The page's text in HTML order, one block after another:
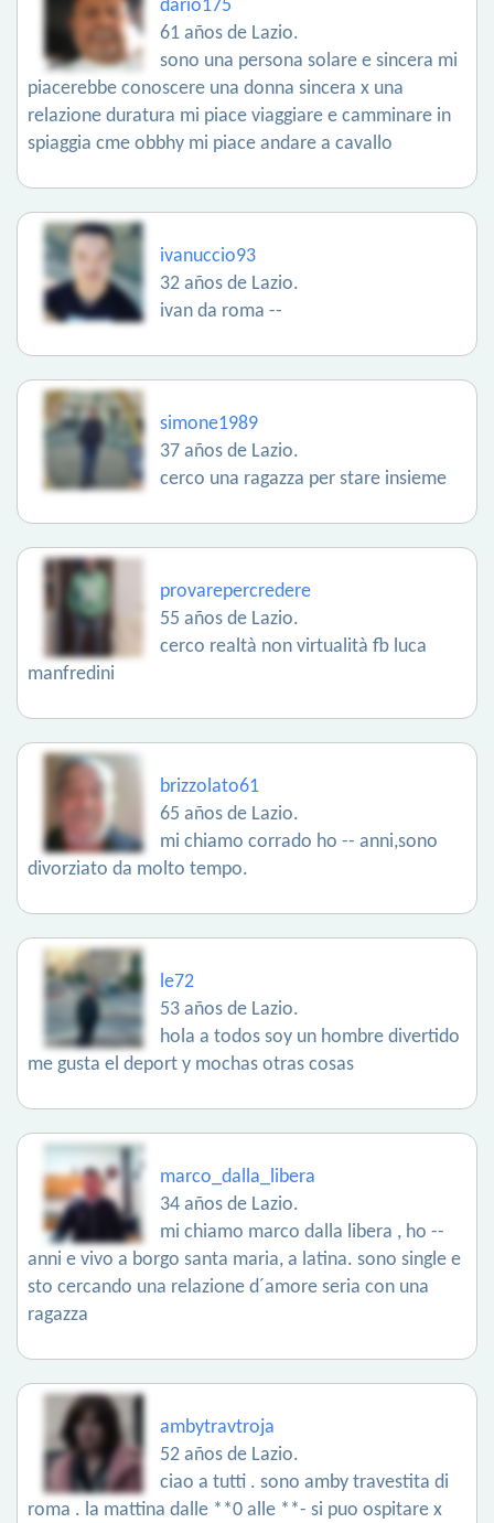
dario175
61 años de Lazio.
sono una persona solare e sincera mi
piacerebbe conoscere una donna sincera x una
relazione duratura mi piace viaggiare e camminare in
spiaggia cme obbhy mi piace andare a cavallo
ivanuccio93
32 años de Lazio.
ivan da roma --
simone1989
37 años de Lazio.
cerco una ragazza per stare insieme
provarepercredere
55 años de Lazio.
cerco realtà non virtualità fb luca
manfredini
brizzolato61
65 años de Lazio.
mi chiamo corrado ho -- anni,sono
divorziato da molto tempo.
le72
53 años de Lazio.
hola a todos soy un hombre divertido
me gusta el deport y mochas otras cosas
marco_dalla_libera
34 años de Lazio.
mi chiamo marco dalla libera , ho --
anni e vivo a borgo santa maria, a latina. sono single e
sto cercando una relazione d´amore seria con una
ragazza
ambytravtroja
52 años de Lazio.
ciao a tutti . sono amby travestita di
roma . la mattina dalle **0 alle **- si puo ospitare x